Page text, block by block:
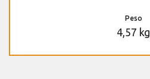
Peso
4,57 kg